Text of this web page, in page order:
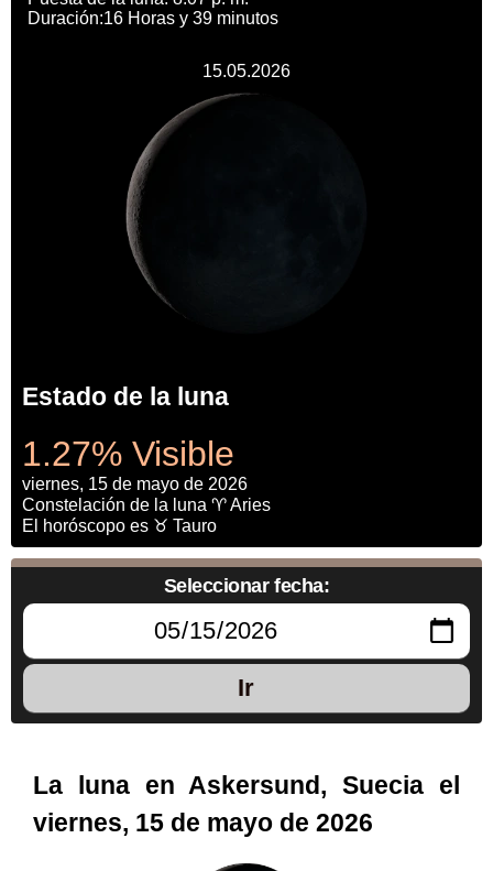
Duración:16 Horas y 39 minutos
15.05.2026
Estado de la luna
1.27% Visible
viernes, 15 de mayo de 2026
Constelación de la luna ♈ Aries
El horóscopo es ♉ Tauro
Seleccionar fecha:
Ir
La luna en Askersund, Suecia el
viernes, 15 de mayo de 2026